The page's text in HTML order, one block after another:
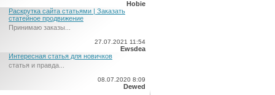
Hobie
Раскрутка сайта статьями | Заказать
статейное продвижение
Принимаю заказы...
27.07.2021 11:54
Ewsdea
Интересная статья для новичков
статья и правда...
08.07.2020 8:09
Dewed